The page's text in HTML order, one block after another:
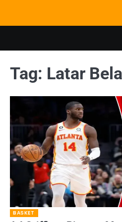
content
Tag: Latar
BASKET